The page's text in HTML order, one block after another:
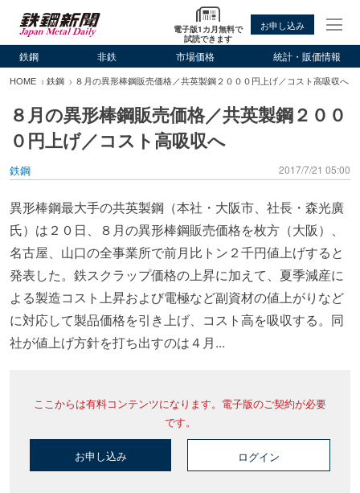
電子版1カ月無料で
試読できます
お申し込み
鉄鋼 非鉄 市場価格 統計・販価情報
HOME 鉄鋼 ８月の異形棒鋼販売価格／共英製鋼２０００円上げ／コスト高吸収へ
８月の異形棒鋼販売価格／共英製鋼２００
０円上げ／コスト高吸収へ
鉄鋼 2017/7/21 05:00
異形棒鋼最大手の共英製鋼（本社・大阪市、社長・森光廣
氏）は２０日、８月の異形棒鋼販売価格を枚方（大阪）、
名古屋、山口の全事業所で前月比トン２千円値上げすると
発表した。鉄スクラップ価格の上昇に加えて、夏季減産に
よる製造コスト上昇および電極など副資材の値上がりなど
に対応して製品価格を引き上げ、コスト高を吸収する。同
社が値上げ方針を打ち出すのは４月...
ここからは有料コンテンツになります。電子版のご契約が必要
です。
お申し込み ログイン